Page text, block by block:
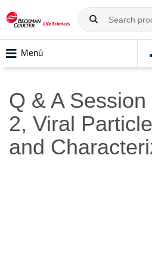
Menú
Q & A
2, Viral
and